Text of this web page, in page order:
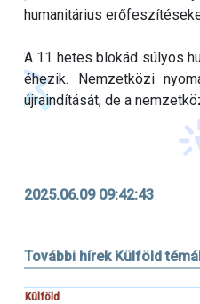
humanitárius
A 11 hetes blokád súlyos
éhezik. Nemzetközi
újraindítását, de a
2025.06.09 09:42:43
További hírek Külföld
Külföld